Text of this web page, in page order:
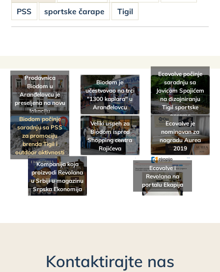
PSS
sportske čarape Tigil
Prodavnica
Biodom u
Aranđelovcu je
preseljena na novu
lokaciju
Biodom je
učestvovao na trci
"1300 kaplara" u
Aranđelovcu
Ecovolve počinje
saradnju sa
Jovicom Spajićem
na dizajniranju
Tigil sportske
opreme
Biodom počinje
saradnju sa PSS
za promociju
brenda Tigil i
outdoor aktivnosti
Veliki uspeh za
Biodom ispred
Shopping centra
Rajićeva
Ecovolve je
nominovan za
nagradu Aurea
2019
Kompanija koja
proizvodi Revolana
u Srbiji u magazinu
Srpska Ekonomija
Ecovolve i
Revolana na
portalu Ekapija
Kontaktirajte nas